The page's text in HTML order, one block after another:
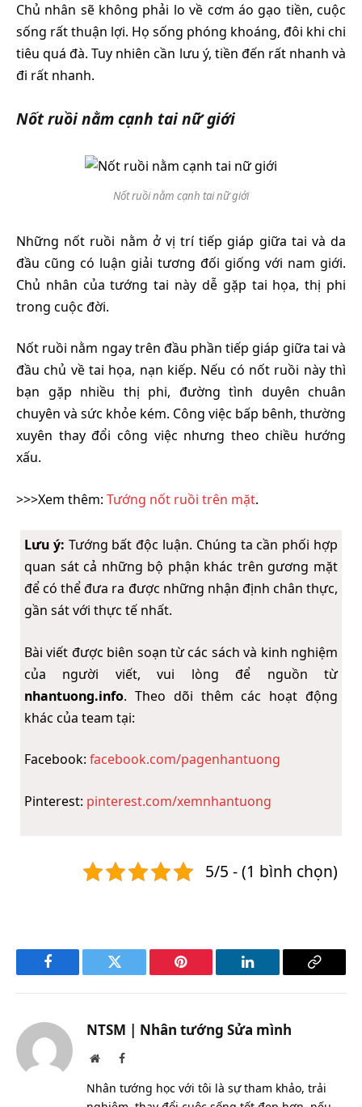
Chủ nhân sẽ không phải lo về cơm áo gạo tiền, cuộc
sống rất thuận lợi. Họ sống phóng khoáng, đôi khi chi
tiêu quá đà. Tuy nhiên cần lưu ý, tiền đến rất nhanh và
đi rất nhanh.
Nốt ruồi nằm cạnh tai nữ giới
Nốt ruồi nằm cạnh tai nữ giới
Những nốt ruồi nằm ở vị trí tiếp giáp giữa tai và da
đầu cũng có luận giải tương đối giống với nam giới.
Chủ nhân của tướng tai này dễ gặp tai họa, thị phi
trong cuộc đời.
Nốt ruồi nằm ngay trên đầu phần tiếp giáp giữa tai và
đầu chủ về tai họa, nạn kiếp. Nếu có nốt ruồi này thì
bạn gặp nhiều thị phi, đường tình duyên chuân
chuyên và sức khỏe kém. Công việc bấp bênh, thường
xuyên thay đổi công việc nhưng theo chiều hướng
xấu.
>>>Xem thêm: Tướng nốt ruồi trên mặt.
Lưu ý: Tướng bất độc luận. Chúng ta cần phối hợp
quan sát cả những bộ phận khác trên gương mặt
để có thể đưa ra được những nhận định chân thực,
gần sát với thực tế nhất.
Bài viết được biên soạn từ các sách và kinh nghiệm
của người viết, vui lòng để nguồn từ
nhantuong.info. Theo dõi thêm các hoạt động
khác của team tại:
Facebook: facebook.com/pagenhantuong
Pinterest: pinterest.com/xemnhantuong
5/5 - (1 bình chọn)
Facebook Twitter Pinterest LinkedIn
Copy
NTSM | Nhân tướng Sửa mình
WebsiteFacebook
Nhân tướng học với tôi là sự tham khảo, trải